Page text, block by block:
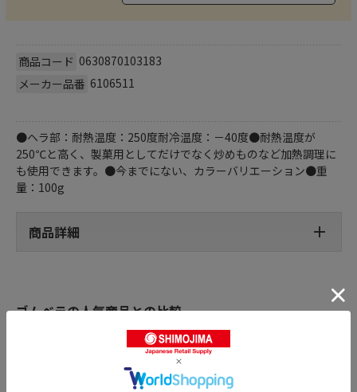
商品コード 0630870103183
メーカー品番 6106511
●ヘラ部：耐熱温度：250度耐冷温度：－40度●耐熱温度が
250℃と高く、製菓用としてだけでなく炒めものなど加熱調理に
も使用できます。●今までにない、カラーバリエーション●重
量：100g
商品詳細
ゴムベラの人気商品との比較